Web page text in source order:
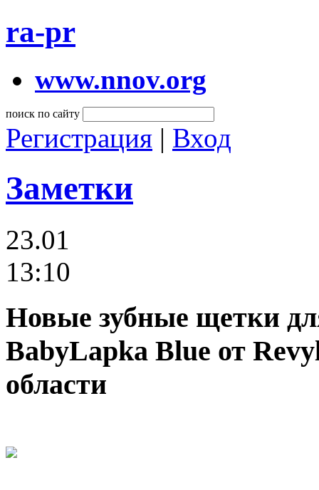
ra-pr
www.nnov.org
поиск по сайту
Регистрация | Вход
Заметки
23.01
13:10
Новые зубные щетки
BabyLapka Blue от
области